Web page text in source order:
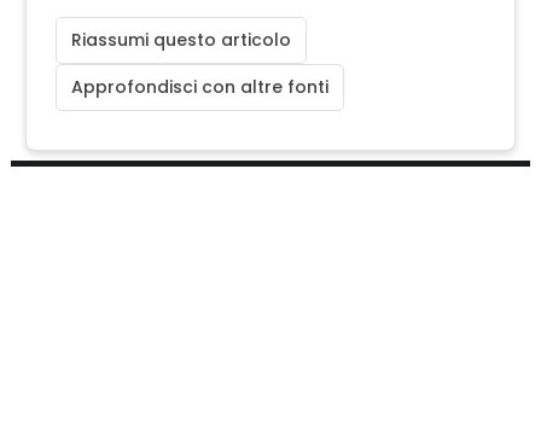
Riassumi questo articolo
Approfondisci con altre fonti